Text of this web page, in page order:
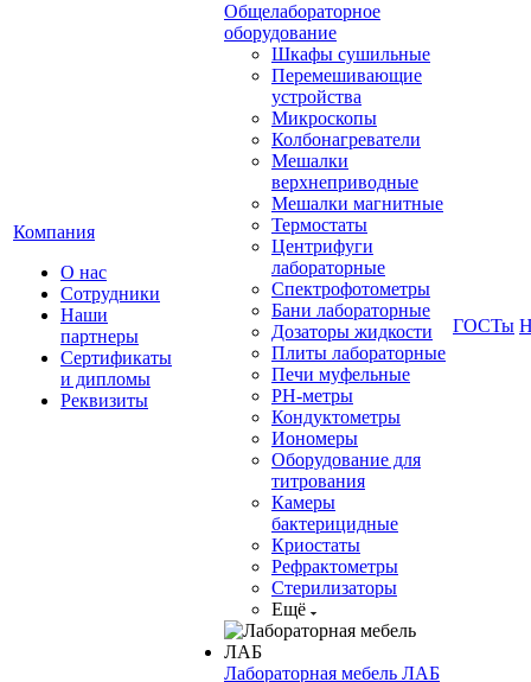
Компания
О нас
Сотрудники
Наши
партнеры
Сертификаты
и дипломы
Реквизиты
Общелабораторное
оборудование
Шкафы сушильные
Перемешивающие
устройства
Микроскопы
Колбонагреватели
Мешалки
верхнеприводные
Мешалки магнитные
Термостаты
Центрифуги
лабораторные
Спектрофотометры
Бани лабораторные
Дозаторы жидкости
Плиты лабораторные
Печи муфельные
РН-метры
Кондуктометры
Иономеры
Оборудование для
титрования
Камеры
бактерицидные
Криостаты
Рефрактометры
Стерилизаторы
Ещё
Лабораторная мебель ЛАБ
ГОСТы